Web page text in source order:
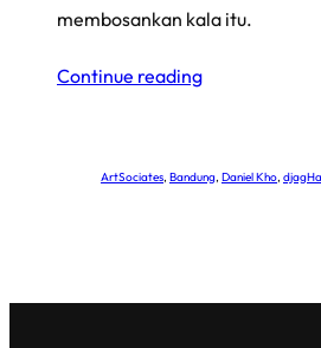
membosankan kala itu.
Continue reading
ArtSociates, Bandung, Daniel Kho,